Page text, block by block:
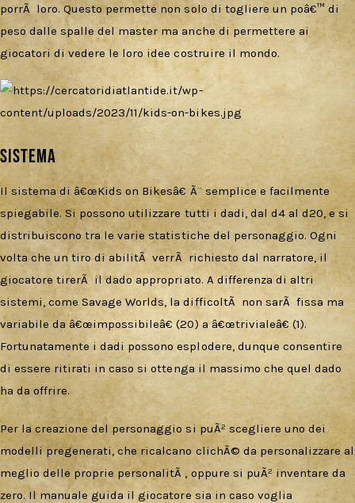
porrÃ loro. Questo permette non solo di togliere un poâ€™ di
peso dalle spalle del master ma anche di permettere ai
giocatori di vedere le loro idee costruire il mondo.
Sistema
Il sistema di â€œKids on Bikesâ€ Ã¨ semplice e facilmente
spiegabile. Si possono utilizzare tutti i dadi, dal d4 al d20, e si
distribuiscono tra le varie statistiche del personaggio. Ogni
volta che un tiro di abilitÃ verrÃ richiesto dal narratore, il
giocatore tirerÃ il dado appropriato. A differenza di altri
sistemi, come Savage Worlds, la difficoltÃ non sarÃ fissa ma
variabile da â€œimpossibileâ€ (20) a â€œtrivialeâ€ (1).
Fortunatamente i dadi possono esplodere, dunque consentire
di essere ritirati in caso si ottenga il massimo che quel dado
ha da offrire.
Per la creazione del personaggio si puÃ² scegliere uno dei
modelli pregenerati, che ricalcano clichÃ© da personalizzare al
meglio delle proprie personalitÃ , oppure si puÃ² inventare da
zero. Il manuale guida il giocatore sia in caso voglia